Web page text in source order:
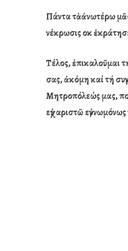
Πάντα τὰἀνωτέρω
νέκρωσις οκἐ
Τέλος, ἐπικαλοῦμαι
σας, ἀκόμη καί τή
Μητροπόλεώς μας,
εὐχαριστῶ